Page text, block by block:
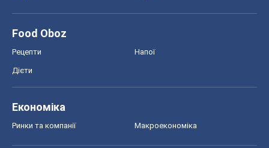
Food Oboz
Рецепти Напої
Дієти
Економіка
Ринки та компанії Макроекономіка